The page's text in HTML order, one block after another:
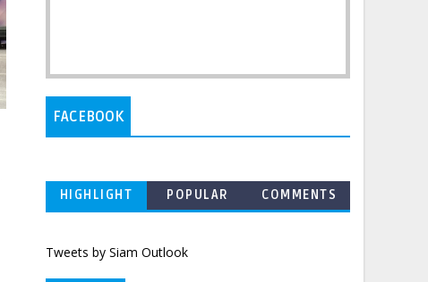
FACEBOOK
HIGHLIGHT POPULAR COMMENTS
Tweets by Siam Outlook